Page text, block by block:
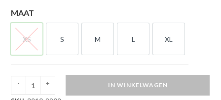
MAAT
XS
XS
S
S
M
M
L
L
XL
XL
- + IN WINKELWAGEN